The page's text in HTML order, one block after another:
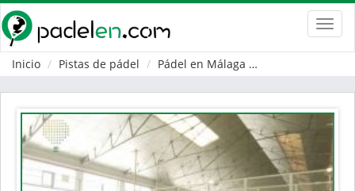
Inicio
Pistas de pádel Pádel en Málaga